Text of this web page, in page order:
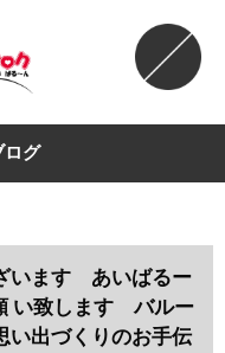
ログ
います あいばるー
い致します バルー
出づくりのお手伝